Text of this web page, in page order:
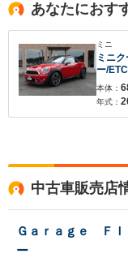
あなたにおす
ミニ
ミニ
ー/
本体：
年式：
中古車販売店
Ｇａｒａｇｅ Ｆ
ー
いいえ